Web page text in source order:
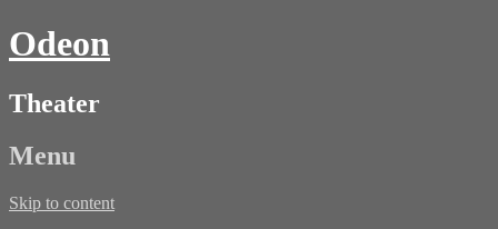
Odeon
Theater
Menu
Skip to content